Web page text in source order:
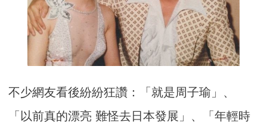
不少網友看後紛紛狂讚：「就是周子瑜」、
「以前真的漂亮 難怪去日本發展」、「年輕時